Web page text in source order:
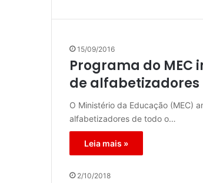
15/09/2016
Programa do MEC
de alfabetizadores
O Ministério da Educação (MEC)
alfabetizadores de todo o…
Leia mais »
2/10/2018